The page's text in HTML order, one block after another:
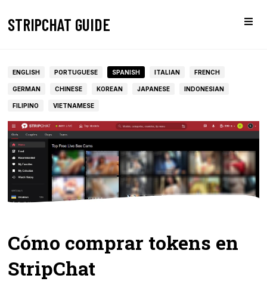
STRIPCHAT GUIDE
ENGLISH PORTUGUESE SPANISH ITALIAN FRENCH
GERMAN CHINESE KOREAN JAPANESE INDONESIAN
FILIPINO VIETNAMESE
Cómo comprar tokens en
StripChat